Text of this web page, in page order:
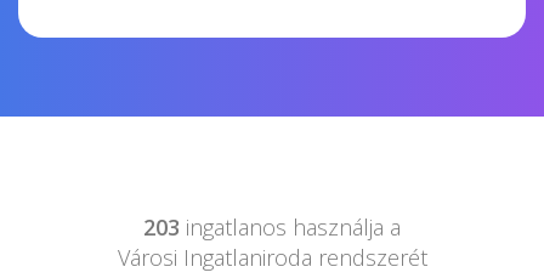
203 ingatlanos használja a
Városi Ingatlaniroda rendszerét